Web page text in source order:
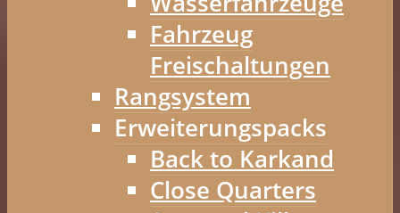
Fahrzeug
Freischaltungen
Rangsystem
Erweiterungspacks
Back to Karkand
Close Quarters